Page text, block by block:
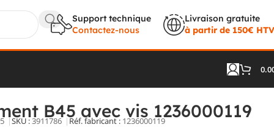
Support technique
Contactez-nous
Livraison gratuite
à partir de 150€
B45 avec vis 1236000119
SKU :3911786 Réf. fabricant :1236000119